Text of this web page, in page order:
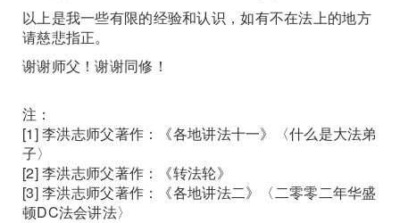
以上是我一些有限的经验和认识，如有不在法上的地方
请慈悲指正。
谢谢师父！谢谢同修！
注：
[1] 李洪志师父著作：《各地讲法十一》〈什么是大法弟
子〉
[2] 李洪志师父著作：《转法轮》
[3] 李洪志师父著作：《各地讲法二》〈二零零二年华盛
顿DC法会讲法〉